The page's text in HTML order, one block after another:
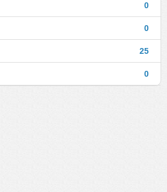
0
0
25
0